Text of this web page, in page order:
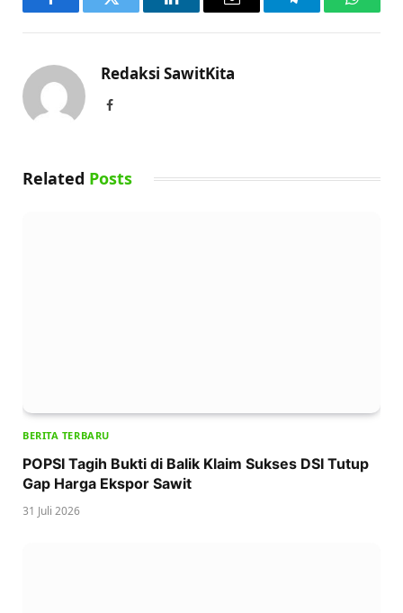
FacebookTwitter LinkedInEmail Telegram
Redaksi SawitKita
Facebook
Related Posts
BERITA TERBARU
POPSI Tagih Bukti di Balik Klaim Sukses DSI Tutup
Gap Harga Ekspor Sawit
31 Juli 2026